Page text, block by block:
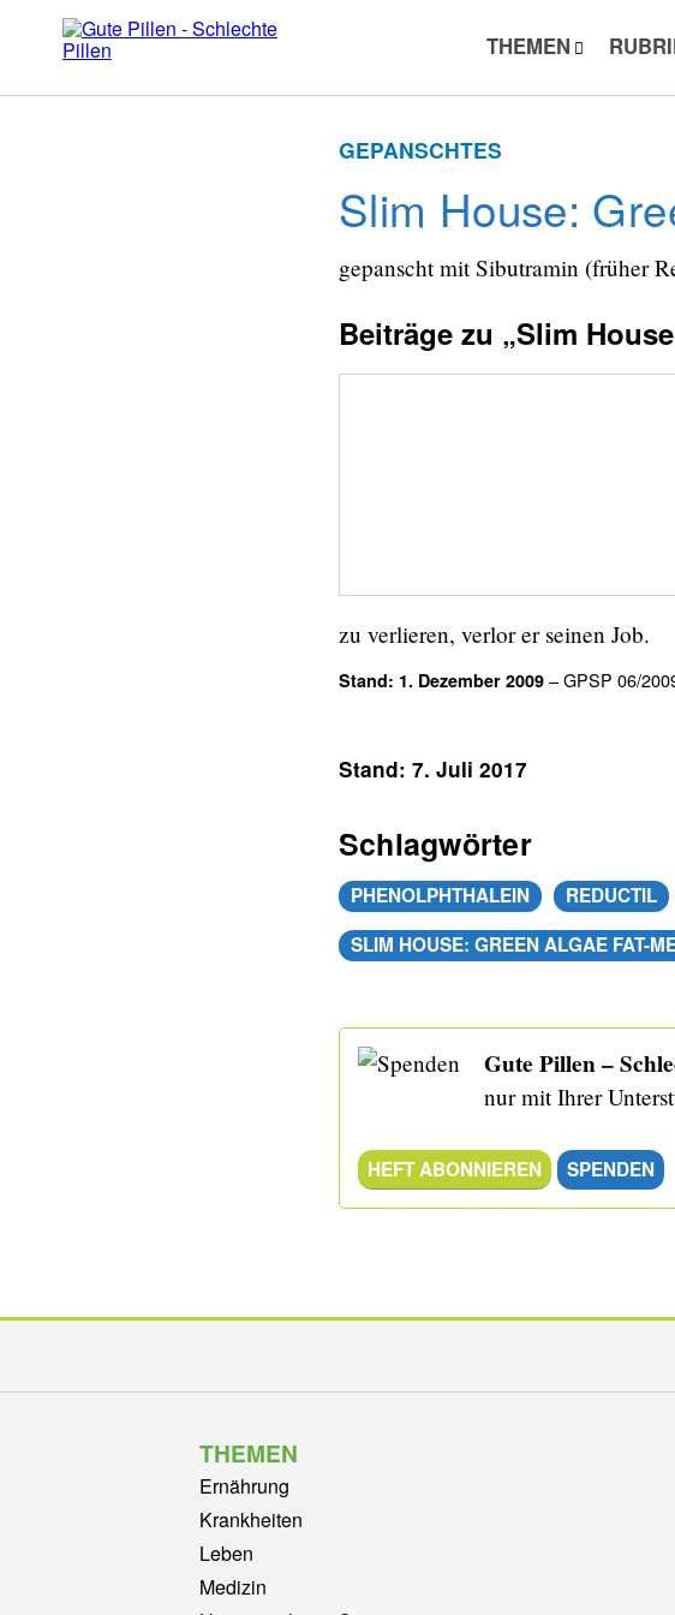
springen THEMEN
GEPANSCHTES
Slim House:
gepanscht mit Sibutramin (früher
Beiträge zu „Slim
zu verlieren, verlor er seinen Job.
Stand: 1. Dezember 2009 – GPSP 06/
Stand: 7. Juli 2017
Schlagwörter
PHENOLPHTHALEIN REDUCTIL
SLIM HOUSE: GREEN ALGAE FAT-
Gute Pillen –
nur mit Ihrer
HEFT ABONNIEREN SPENDEN
THEMEN
Ernährung
Krankheiten
Leben
Medizin